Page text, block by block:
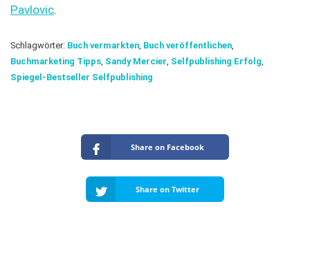
Pavlovic
Schlagwörter: Buch vermarkten Buch veröffentlichen
Buchmarketing Tipps Sandy Mercier Selfpublishing Erfolg
Spiegel-Bestseller Selfpublishing
Share on Facebook
Share on Twitter